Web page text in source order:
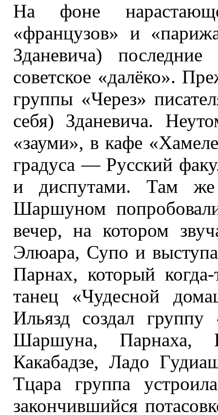
На фоне
«французов» и
Зданевича)
советское «далёко».
группы «Через»
себя) Зданевича.
«зауми», в кафе
градуса — Русский
и диспутами. Там
Шаршуном
вечер, на котором
Элюара, Супо и
Парнах, который
танец «Чудесной
Ильязд создал
Шаршуна, Парнаха,
Какабадзе, Ладо
Тцара группа
закончившийся